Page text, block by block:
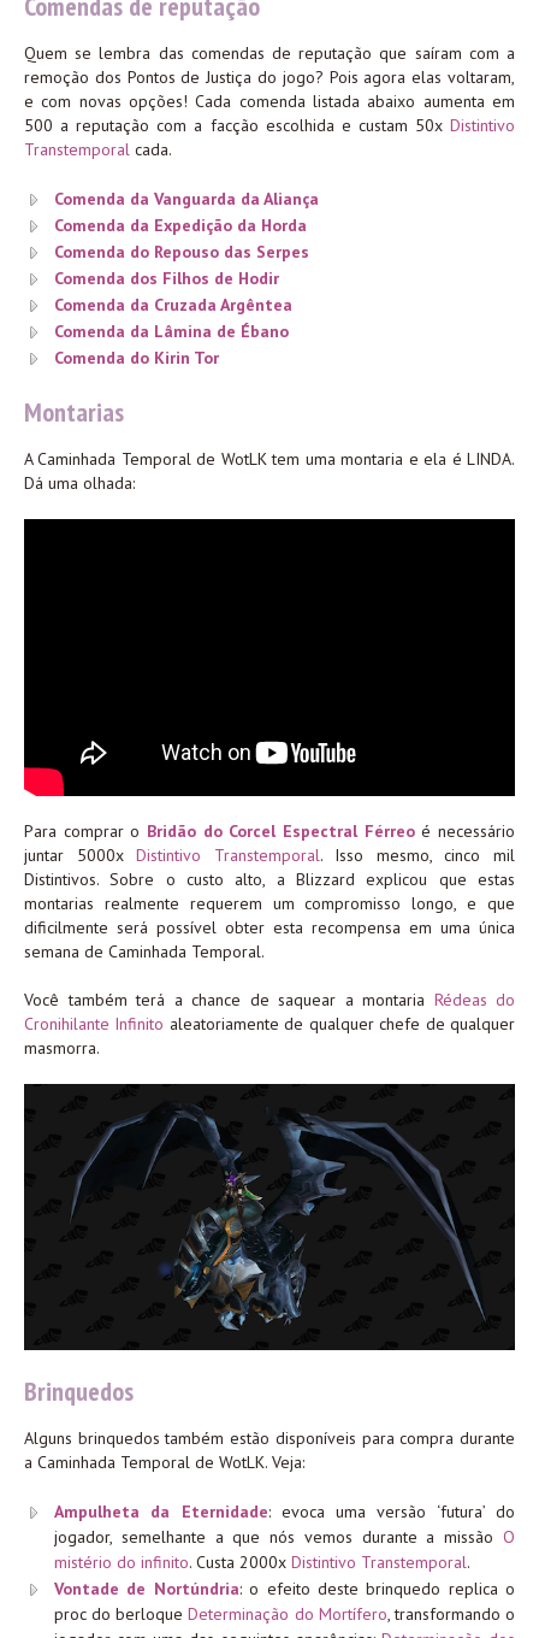
Quem se lembra das comendas de reputação que saíram com a
remoção dos Pontos de Justiça do jogo? Pois agora elas voltaram,
e com novas opções! Cada comenda listada abaixo aumenta em
500 a reputação com a facção escolhida e custam 50x Distintivo
Transtemporal cada.
Comenda da Vanguarda da Aliança
Comenda da Expedição da Horda
Comenda do Repouso das Serpes
Comenda dos Filhos de Hodir
Comenda da Cruzada Argêntea
Comenda da Lâmina de Ébano
Comenda do Kirin Tor
Montarias
A Caminhada Temporal de WotLK tem uma montaria e ela é LINDA.
Dá uma olhada:
Para comprar o Bridão do Corcel Espectral Férreoé necessário
juntar 5000xDistintivo Transtemporal. Isso mesmo, cinco mil
Distintivos. Sobre o custo alto, a Blizzard explicou que estas
montarias realmente requerem um compromisso longo, e que
dificilmente será possível obter esta recompensa em uma única
semana de Caminhada Temporal.
Você também terá a chance de saquear a montaria Rédeas do
Cronihilante Infinito aleatoriamente de qualquer chefe de qualquer
masmorra.
Brinquedos
Alguns brinquedos também estão disponíveis para compra durante
a Caminhada Temporal de WotLK. Veja:
Ampulheta da Eternidade: evoca uma versão ‘futura’ do
jogador, semelhante a que nós vemos durante a missão O
mistério do infinito. Custa 2000x Distintivo Transtemporal.
Vontade de Nortúndria: o efeito deste brinquedo replica o
proc do berloqueDeterminação do Mortífero, transformando o